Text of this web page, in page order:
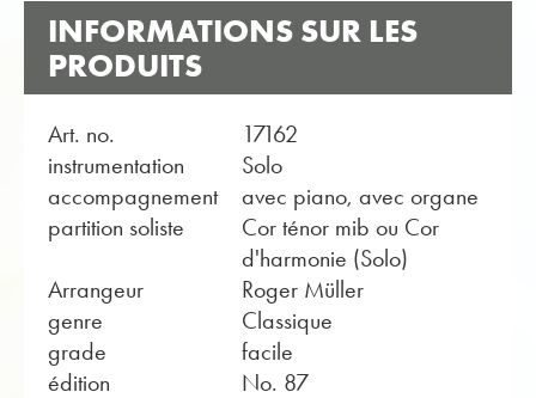
INFORMATIONS SUR LES
PRODUITS
Art. no.
17162
instrumentation
Solo
accompagnement
avec piano, avec organe
partition soliste
Cor ténor mib ou Cor
d'harmonie (Solo)
Arrangeur
Roger Müller
genre
Classique
grade
facile
édition
No. 87